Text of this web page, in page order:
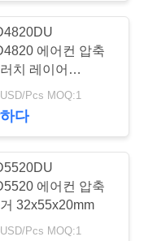
치 풀
71
에어컨 압축
치 레이어
Pcs MOQ:1
다
에어컨 압축
32x55x20mm
Pcs MOQ:1